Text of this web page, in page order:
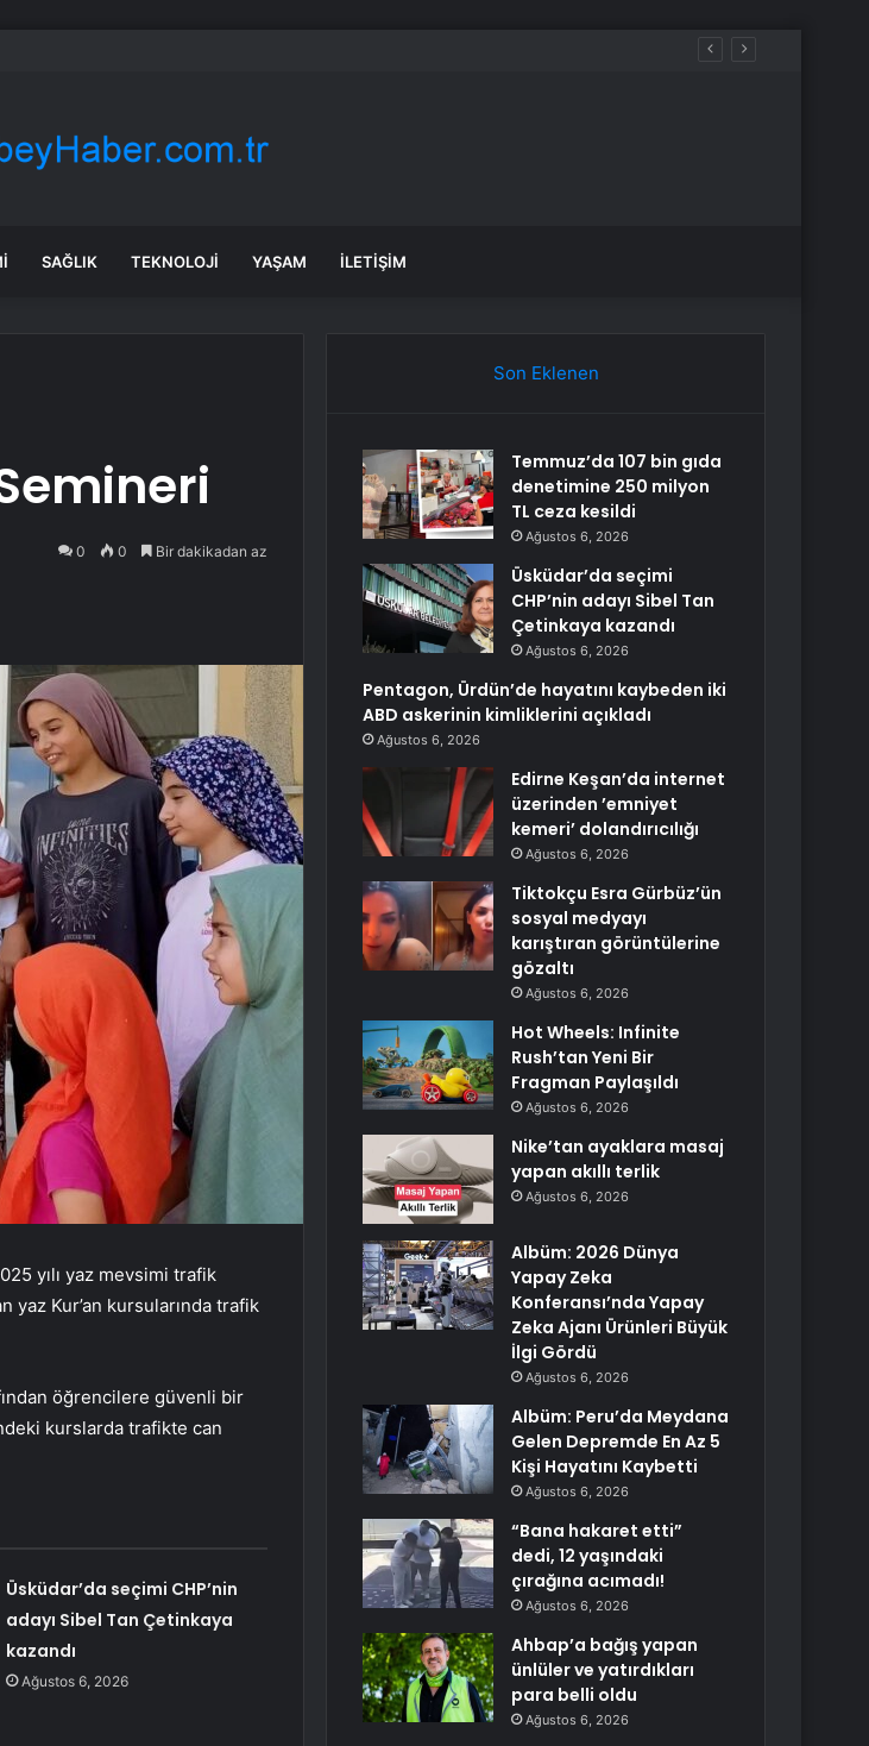
Tan Çetinkaya kazandı
SAĞLIK TEKNOLOJI YAŞAM İLETIŞIM
0 0 Bir dakikadan az
yılı yaz mevsimi trafik
yaz Kur’an kursularında trafik
öğrencilere güvenli bir
kurslarda trafikte can
Üsküdar’da seçimi CHP’nin
adayı Sibel Tan Çetinkaya
kazandı
Ağustos 6, 2026
Son Eklenen
Temmuz’da 107 bin gıda
denetimine 250 milyon
TL ceza kesildi
Ağustos 6, 2026
Üsküdar’da seçimi
CHP’nin adayı Sibel Tan
Çetinkaya kazandı
Ağustos 6, 2026
Pentagon, Ürdün’de hayatını kaybeden iki
ABD askerinin kimliklerini açıkladı
Ağustos 6, 2026
Edirne Keşan’da internet
üzerinden ’emniyet
kemeri’ dolandırıcılığı
Ağustos 6, 2026
Tiktokçu Esra Gürbüz’ün
sosyal medyayı
karıştıran görüntülerine
gözaltı
Ağustos 6, 2026
Hot Wheels: Infinite
Rush’tan Yeni Bir
Fragman Paylaşıldı
Ağustos 6, 2026
Nike’tan ayaklara masaj
yapan akıllı terlik
Ağustos 6, 2026
Albüm: 2026 Dünya
Yapay Zeka
Konferansı’nda Yapay
Zeka Ajanı Ürünleri Büyük
İlgi Gördü
Ağustos 6, 2026
Albüm: Peru’da Meydana
Gelen Depremde En Az 5
Kişi Hayatını Kaybetti
Ağustos 6, 2026
“Bana hakaret etti”
dedi, 12 yaşındaki
çırağına acımadı!
Ağustos 6, 2026
Ahbap’a bağış yapan
ünlüler ve yatırdıkları
para belli oldu
Ağustos 6, 2026